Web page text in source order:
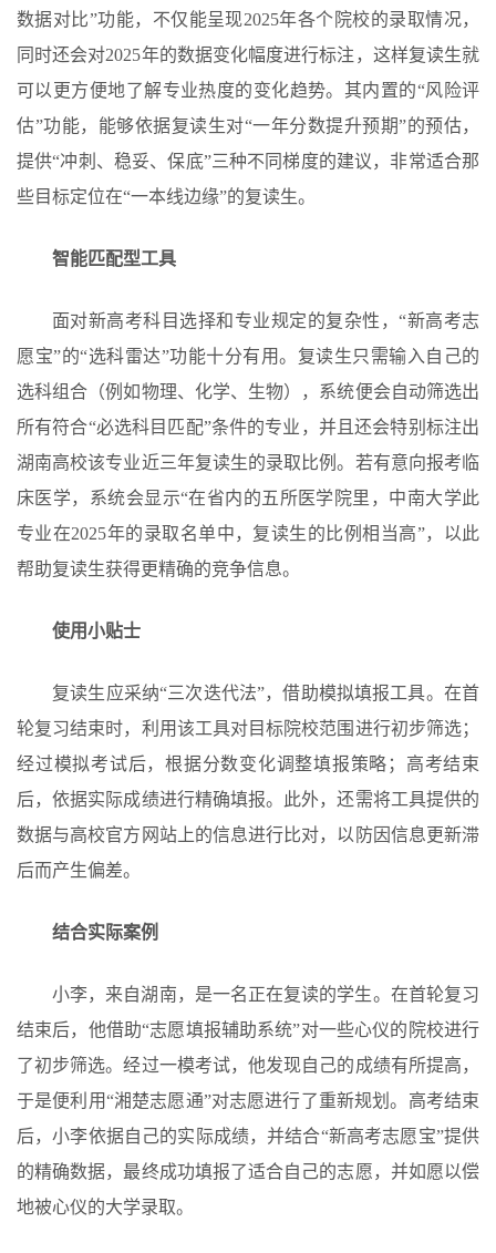
数据对比”功能，不仅能呈现2025年各个院校的录取情况，
同时还会对2025年的数据变化幅度进行标注，这样复读生就
可以更方便地了解专业热度的变化趋势。其内置的“风险评
估”功能，能够依据复读生对“一年分数提升预期”的预估，
提供“冲刺、稳妥、保底”三种不同梯度的建议，非常适合那
些目标定位在“一本线边缘”的复读生。
智能匹配型工具
面对新高考科目选择和专业规定的复杂性，“新高考志
愿宝”的“选科雷达”功能十分有用。复读生只需输入自己的
选科组合（例如物理、化学、生物），系统便会自动筛选出
所有符合“必选科目匹配”条件的专业，并且还会特别标注出
湖南高校该专业近三年复读生的录取比例。若有意向报考临
床医学，系统会显示“在省内的五所医学院里，中南大学此
专业在2025年的录取名单中，复读生的比例相当高”，以此
帮助复读生获得更精确的竞争信息。
使用小贴士
复读生应采纳“三次迭代法”，借助模拟填报工具。在首
轮复习结束时，利用该工具对目标院校范围进行初步筛选；
经过模拟考试后，根据分数变化调整填报策略；高考结束
后，依据实际成绩进行精确填报。此外，还需将工具提供的
数据与高校官方网站上的信息进行比对，以防因信息更新滞
后而产生偏差。
结合实际案例
小李，来自湖南，是一名正在复读的学生。在首轮复习
结束后，他借助“志愿填报辅助系统”对一些心仪的院校进行
了初步筛选。经过一模考试，他发现自己的成绩有所提高，
于是便利用“湘楚志愿通”对志愿进行了重新规划。高考结束
后，小李依据自己的实际成绩，并结合“新高考志愿宝”提供
的精确数据，最终成功填报了适合自己的志愿，并如愿以偿
地被心仪的大学录取。